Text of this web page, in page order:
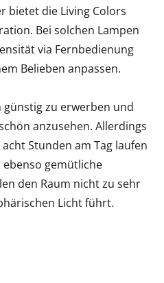
bietet die Living Colors
Bei solchen Lampen
via Fernbedienung
Belieben anpassen.
günstig zu erwerben und
anzusehen. Allerdings
Stunden am Tag laufen
gemütliche
den Raum nicht zu sehr
Licht führt.